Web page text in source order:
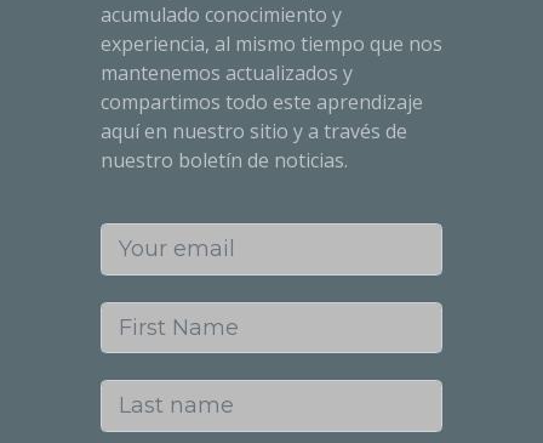
acumulado conocimiento y
experiencia, al mismo tiempo que nos
mantenemos actualizados y
compartimos todo este aprendizaje
aquí en nuestro sitio y a través de
nuestro boletín de noticias.